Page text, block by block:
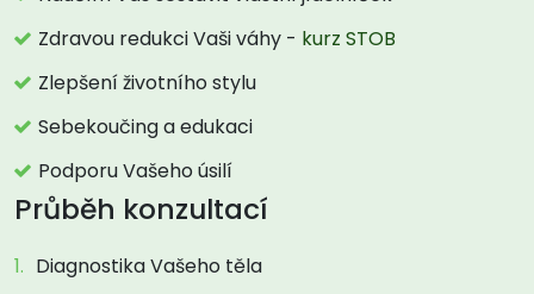
Zdravou redukci Vaši váhy - kurz STOB
Zlepšení životního stylu
Sebekoučing a edukaci
Podporu Vašeho úsilí
Průběh konzultací
Diagnostika Vašeho těla